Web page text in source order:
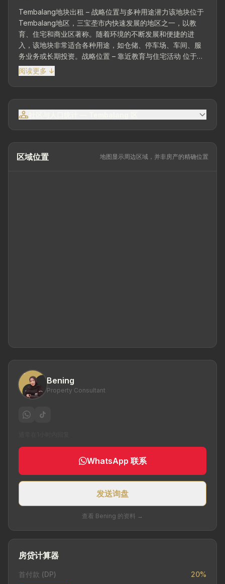
Tembalang地块出租 – 战略位置与多种用途潜力该地块位于
Tembalang地区，三宝垄市内快速发展的地区之一，以教
育、住宅和商业区著称。随着环境的不断发展和便捷的进
入，该地块非常适合各种用途，如仓储、停车场、车间、服
务业务或长期投资。战略位置 – 靠近教育与住宅活动 位于活
跃且易于进入的区域，靠近校园区、住宅区和公共设施。此
位置在便利性和未来开发潜力方面提供了附加价值。地皮面
积753平方米 – 合法性安全（SHM）具有...
阅读更多 ↓
区域位置 地图显示周边区域，并非房产的精确位置
Bening
Property Consultant
WhatsApp 联系
发送询盘
查看 Bening 的资料 →
房贷计算器
首付款 (DP) 20%